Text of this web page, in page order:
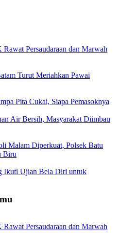
Persaudaraan dan Marwah
Turut Meriahkan Pawai
Pita Cukai, Siapa Pemasoknya
Air Bersih, Masyarakat Diimbau
Malam Diperkuat, Polsek Batu
Biru
Ikuti Ujian Bela Diri untuk
Persaudaraan dan Marwah